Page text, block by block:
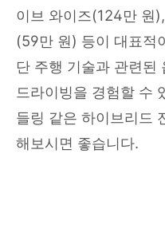
이브 와이즈(124만 원
(59만 원) 등이 대표적
단 주행 기술과 관련된
드라이빙을 경험할 수
들링 같은 하이브리드
해보시면 좋습니다.